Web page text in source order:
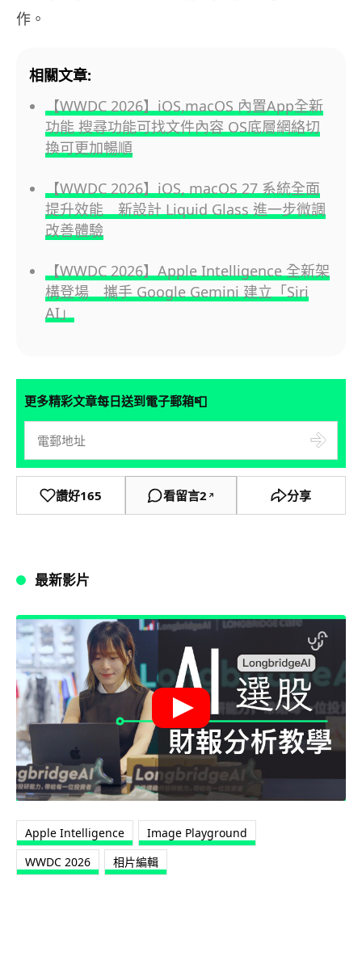
作。
相關文章:
【WWDC 2026】iOS,macOS 內置App全新
功能 搜尋功能可找文件內容 OS底層網絡切
換可更加暢順
【WWDC 2026】iOS, macOS 27 系統全面
提升效能 新設計 Liquid Glass 進一步微調
改善體驗
【WWDC 2026】Apple Intelligence 全新架
構登場 攜手 Google Gemini 建立「Siri
AI」
更多精彩文章每日送到電子郵箱📮
讚好165 看留言2 ↗ 分享
最新影片
Apple Intelligence
Image Playground
WWDC 2026
相片編輯